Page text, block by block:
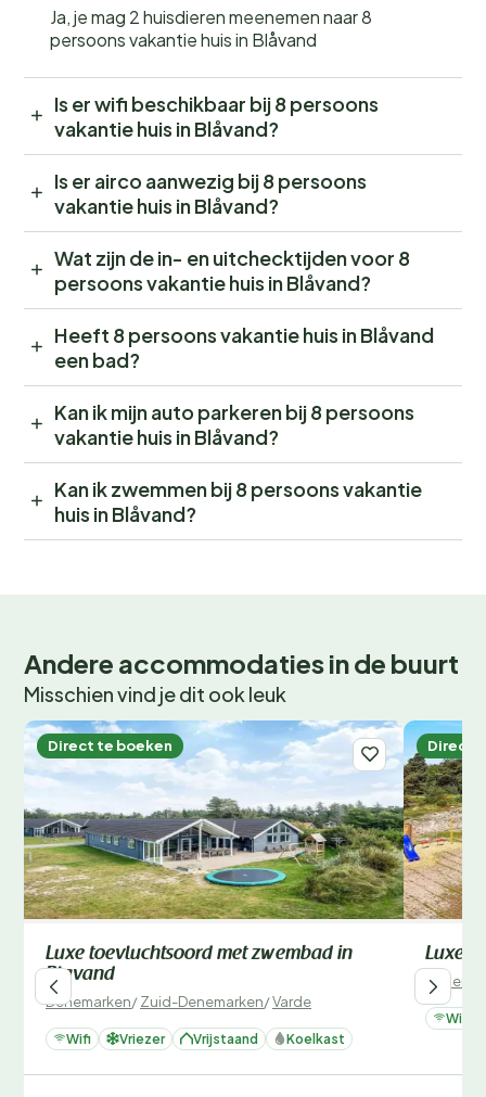
Ja, je mag 2 huisdieren meenemen naar 8
persoons vakantie huis in Blåvand
Is er wifi beschikbaar bij 8 persoons
vakantie huis in Blåvand?
Is er airco aanwezig bij 8 persoons
vakantie huis in Blåvand?
Wat zijn de in- en uitchecktijden voor 8
persoons vakantie huis in Blåvand?
Heeft 8 persoons vakantie huis in Blåvand
een bad?
Kan ik mijn auto parkeren bij 8 persoons
vakantie huis in Blåvand?
Kan ik zwemmen bij 8 persoons vakantie
huis in Blåvand?
Andere accommodaties in de buurt
Misschien vind je dit ook leuk
Direct te boeken
Luxe toevluchtsoord met zwembad in
Blavand
Denemarken/Zuid-Denemarken/Varde
Wifi Vriezer Vrijstaand Koelkast
Direct
Luxe
Wifi